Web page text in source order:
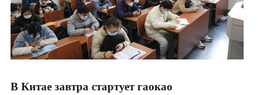
В Китае завтра стартует гаокао